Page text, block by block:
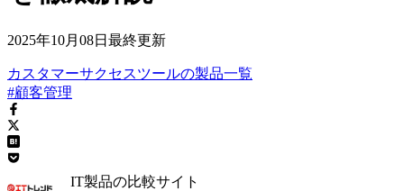
2025年10月08日 最終更新
カスタマーサクセスツールの製品一覧
#顧客管理
IT製品の比較サイト